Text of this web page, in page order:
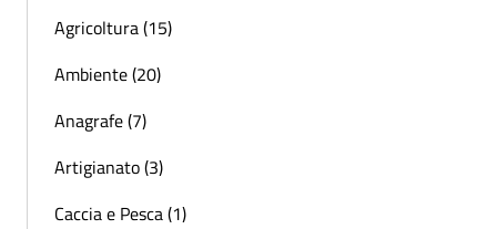
Agricoltura (15)
Ambiente (20)
Anagrafe (7)
Artigianato (3)
Caccia e Pesca (1)